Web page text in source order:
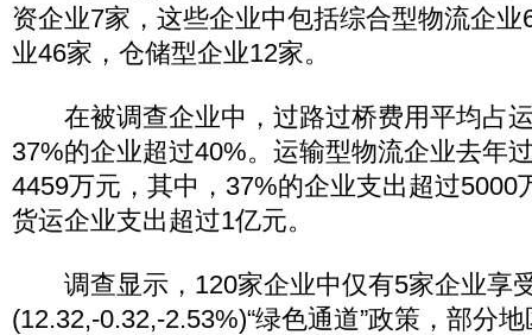
资企业7家，这些企业中包括综合型物流企
业46家，仓储型企业12家。
在被调查企业中，过路过桥费用平均占
37%的企业超过40%。运输型物流企业去年
4459万元，其中，37%的企业支出超过5000
货运企业支出超过1亿元。
调查显示，120家企业中仅有5家企业享
(12.32,-0.32,-2.53%)“绿色通道”政策，部分